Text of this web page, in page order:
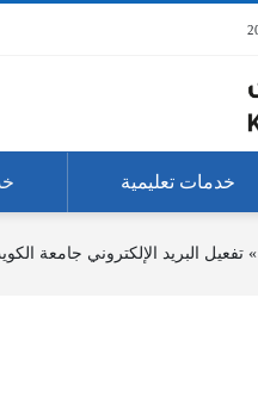
خدمات تعليمية
»تفعيل البريد الإلكتروني جامعة